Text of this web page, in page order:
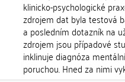
klinicko-psychologické
zdrojem dat byla testová
a posledním dotazník na
zdrojem jsou případové
inklinuje diagnóza
poruchou. Hned za nimi